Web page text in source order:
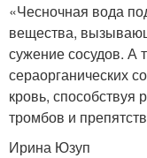
«Чесночная вода
вещества,
сужение сосудов. А
сераорганических
кровь,
тромбов и
Ирина Юзуп